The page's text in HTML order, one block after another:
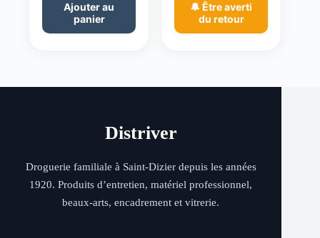
Ajouter au
panier
🔔 Être averti
du retour
Distriver
Droguerie familiale à Saint-Dizier depuis les années
1920. Produits d’entretien, matériel professionnel,
beaux-arts, encadrement et vitrerie.